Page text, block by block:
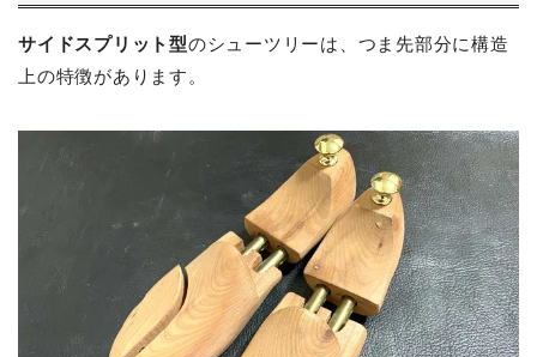
サイドスプリット型のシューツリーは、つま先部分に構造
上の特徴があります。